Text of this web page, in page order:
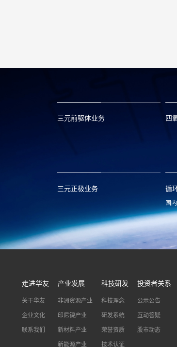
三元前驱体业务 四
三元正极业务 循
国
走进华友
关于华友
企业文化
联系我们
产业发展
非洲资源产业
印尼镍产业
新材料产业
新能源产业
科技研发
科技理念
研发系统
荣誉资质
技术认证
投资者关系
公示公告
互动答疑
股市动态